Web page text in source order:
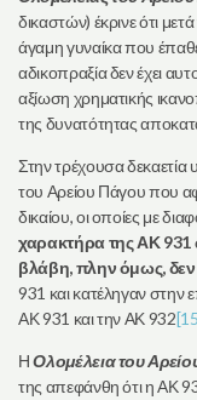
δικαστών) έκρινε ότι
άγαμη γυναίκα που
αδικοπραξία δεν έχει
αξίωση χρηματικής
της δυνατότητας
Στην τρέχουσα
του Αρείου Πάγου που
δικαίου, οι οποίες με
χαρακτήρα της ΑΚ 931
βλάβη, πλην όμως, δεν
931 και κατέληγαν στην
ΑΚ 931 και την ΑΚ 932
ΗΟλομέλεια του
της απεφάνθη ότι η ΑΚ